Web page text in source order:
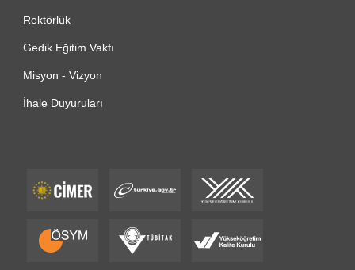
Rektörlük
Gedik Eğitim Vakfı
Misyon - Vizyon
İhale Duyuruları